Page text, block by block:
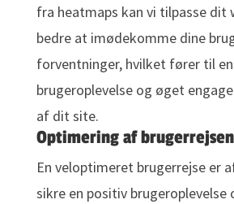
fra heatmaps kan vi tilpasse dit
bedre at imødekomme dine
forventninger, hvilket fører til
brugeroplevelse og øget
af dit site.
Optimering af brugerrejsen
En veloptimeret brugerrejse er
sikre en positiv brugeroplevelse